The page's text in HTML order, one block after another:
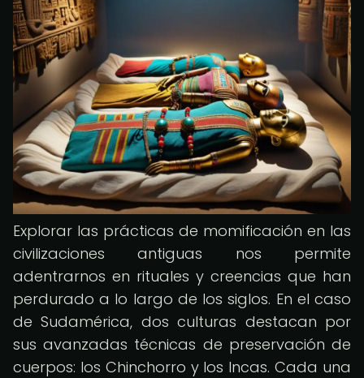
Explorar las prácticas de momificación en las
civilizaciones antiguas nos permite
adentrarnos en rituales y creencias que han
perdurado a lo largo de los siglos. En el caso
de Sudamérica, dos culturas destacan por
sus avanzadas técnicas de preservación de
cuerpos: los Chinchorro y los Incas. Cada una